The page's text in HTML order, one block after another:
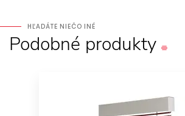
HĽADÁTE NIEČO INÉ
Podobné produkty